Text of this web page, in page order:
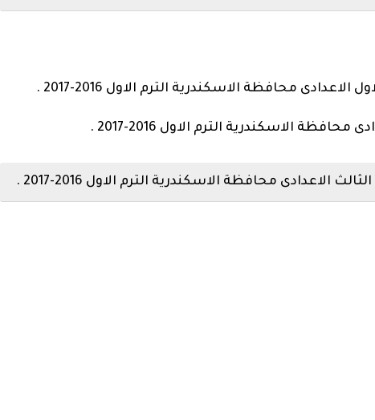
محافظة الاسكندرية الترم الاول 2016-2017 .
الاسكندرية الترم الاول 2016-2017 .
محافظة الاسكندرية الترم الاول 2016-2017 .